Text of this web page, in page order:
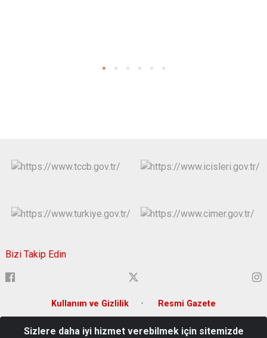
Bizi Takip Edin
Kullanım ve Gizlilik Resmi Gazete
Ortacami Mah. Hükümet Cad. Süleymanpaşa/Tekirdağ
Sizlere daha iyi hizmet verebilmek için sitemizde